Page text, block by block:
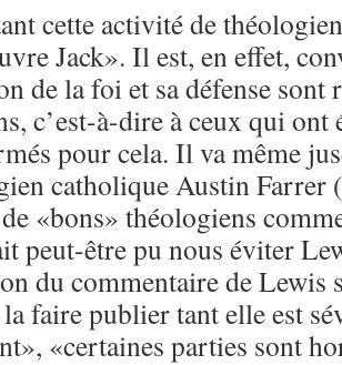
cette activité de
Jack». Il est, en effet,
de la foi et sa défense sont
c’est-à-dire à ceux qui
pour cela. Il va même
catholique Austin Farrer
«bons» théologiens
peut-être pu nous éviter
du commentaire de Lewis
faire publier tant elle est
«certaines parties sont